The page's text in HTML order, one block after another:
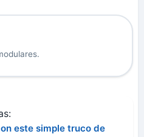
este simple truco de